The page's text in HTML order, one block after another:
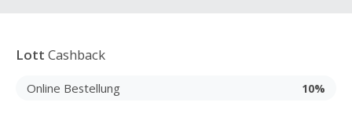
Lott Cashback
Online Bestellung 10%